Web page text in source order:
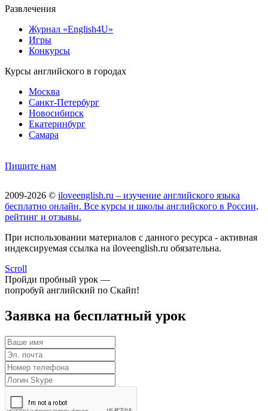
Развлечения
Журнал «English4U»
Игры
Конкурсы
Курсы английского в городах
Москва
Санкт-Петербург
Новосибирск
Екатеринбург
Самара
Пишите нам
2009-2026 © iloveenglish.ru – изучение английского языка
бесплатно онлайн. Все курсы и школы английского в России,
рейтинг и отзывы.
При использовании материалов с данного ресурса - активная
индексируемая ссылка на iloveenglish.ru обязательна.
Scroll
Пройди пробный урок —
попробуй английский по Скайп!
Заявка на бесплатный урок